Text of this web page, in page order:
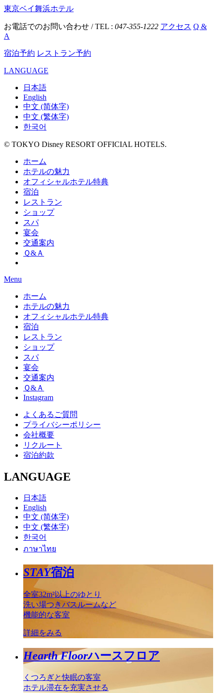
東京ベイ舞浜ホテル
お電話でのお問い合わせ / TEL : 047-355-1222 アクセス Q &
A
宿泊予約 レストラン予約
LANGUAGE
日本語
English
中文 (简体字)
中文 (繁体字)
한국어
© TOKYO Disney RESORT OFFICIAL HOTELS.
ホーム
ホテルの魅力
オフィシャルホテル特典
宿泊
レストラン
ショップ
スパ
宴会
交通案内
Ｑ&Ａ
Menu
ホーム
ホテルの魅力
オフィシャルホテル特典
宿泊
レストラン
ショップ
スパ
宴会
交通案内
Ｑ&Ａ
Instagram
よくあるご質問
プライバシーポリシー
会社概要
リクルート
宿泊約款
LANGUAGE
日本語
English
中文 (简体字)
中文 (繁体字)
한국어
ภาษาไทย
STAY宿泊
全室32m²以上のゆとり
洗い場つきバスルームなど
機能的な客室
詳細をみる
Hearth Floorハースフロア
くつろぎと快眠の客室
ホテル滞在を充実させる